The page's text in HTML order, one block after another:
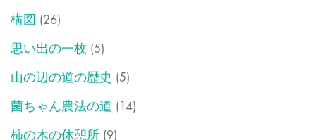
構図 (26)
思い出の一枚 (5)
山の辺の道の歴史 (5)
菌ちゃん農法の道 (14)
柿の木の休憩所 (9)